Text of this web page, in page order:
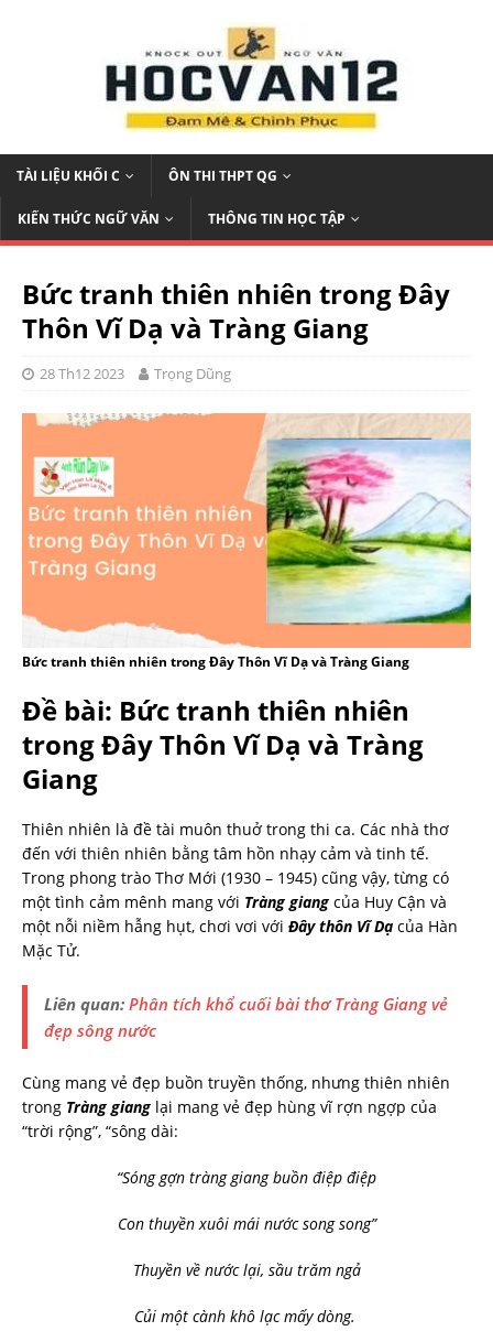
TÀI LIỆU KHỐI C ÔN THI THPT QG
KIẾN THỨC NGỮ VĂN THÔNG TIN HỌC TẬP
Bức tranh thiên nhiên trong Đây
Thôn Vĩ Dạ và Tràng Giang
28 Th12 2023 Trọng Dũng
Bức tranh thiên nhiên trong Đây Thôn Vĩ Dạ và Tràng Giang
Đề bài: Bức tranh thiên nhiên
trong Đây Thôn Vĩ Dạ và Tràng
Giang
Thiên nhiên là đề tài muôn thuở trong thi ca. Các nhà thơ
đến với thiên nhiên bằng tâm hồn nhạy cảm và tinh tế.
Trong phong trào Thơ Mới (1930 – 1945) cũng vậy, từng có
một tình cảm mênh mang với Tràng giang của Huy Cận và
một nỗi niềm hẫng hụt, chơi vơi với Đây thôn Vĩ Dạ của Hàn
Mặc Tử.
Liên quan: Phân tích khổ cuối bài thơ Tràng Giang vẻ
đẹp sông nước
Cùng mang vẻ đẹp buồn truyền thống, nhưng thiên nhiên
trong Tràng giang lại mang vẻ đẹp hùng vĩ rợn ngợp của
“trời rộng”, “sông dài:
“Sóng gợn tràng giang buồn điệp điệp
Con thuyền xuôi mái nước song song”
Thuyền về nước lại, sầu trăm ngả
Củi một cành khô lạc mấy dòng.